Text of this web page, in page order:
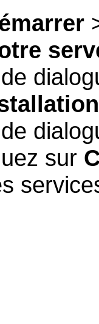
sur